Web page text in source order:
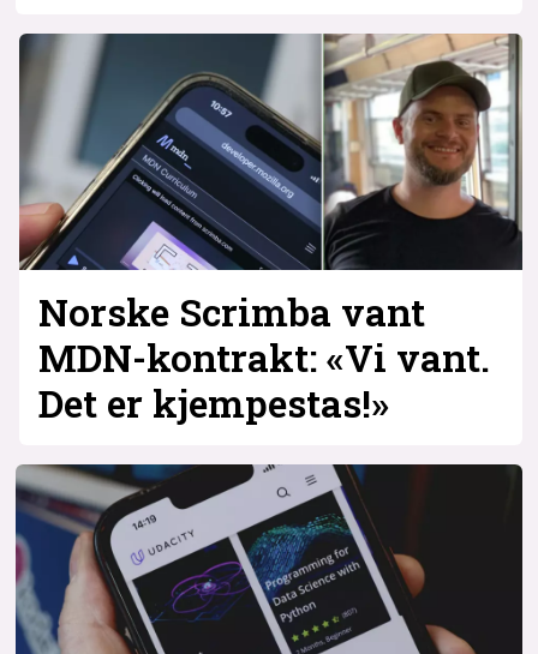
Norske Scrimba vant
MDN-kontrakt: «Vi vant.
Det er kjempestas!»